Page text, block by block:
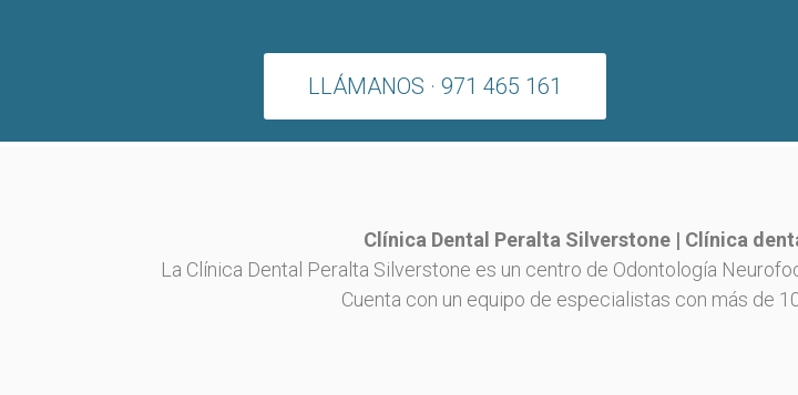
LLÁMANOS · 971 465 161
Clínica Dental Peralta Silverstone | Clínica
La Clínica Dental Peralta Silverstone es un centro de Odontología
Cuenta con un equipo de especialistas con más de